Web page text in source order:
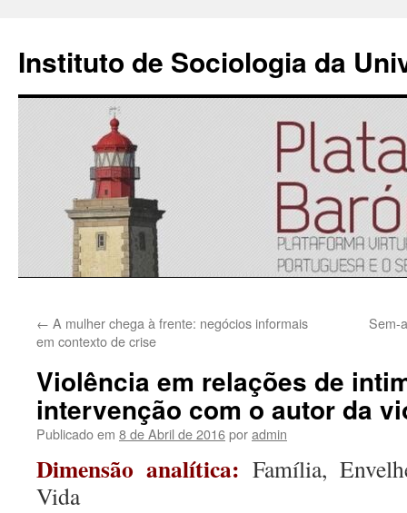
Instituto de Sociologia da
para
conteúdo
← A mulher chega à frente: negócios informais
em contexto de crise
Sem-
Violência em relações de
intervenção com o autor da
Publicado em 8 de Abril de 2016poradmin
Dimensão analítica: Família,
Vida